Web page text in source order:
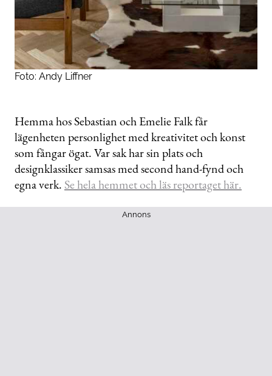
Foto: Andy Liffner
Hemma hos Sebastian och Emelie Falk får
lägenheten personlighet med kreativitet och konst
som fångar ögat. Var sak har sin plats och
designklassiker samsas med second hand-fynd och
egna verk. Se hela hemmet och läs reportaget här.
Annons